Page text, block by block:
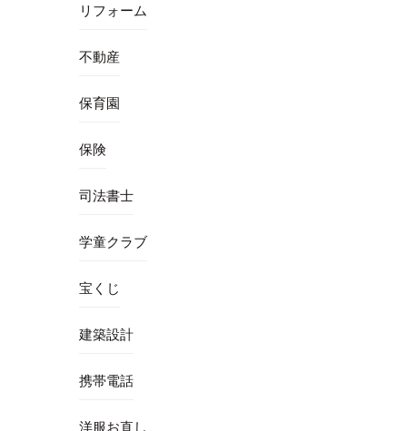
リフォーム
不動産
保育園
保険
司法書士
学童クラブ
宝くじ
建築設計
携帯電話